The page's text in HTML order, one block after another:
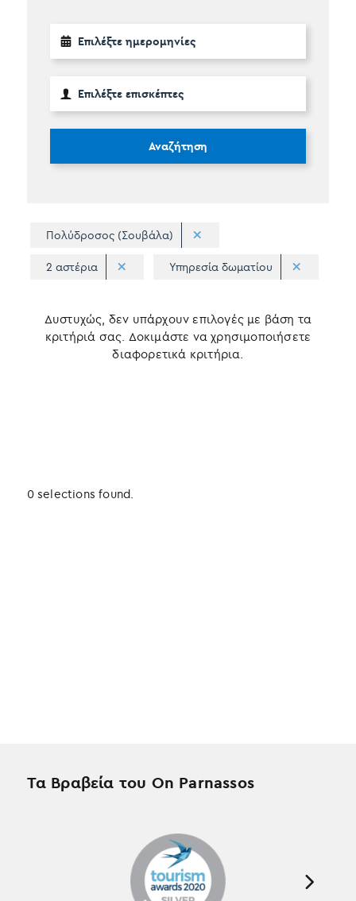
Αναζήτηση
Πολύδροσος (Σουβάλα)
2 αστέρια Υπηρεσία δωματίου
Δυστυχώς, δεν υπάρχουν επιλογές με βάση τα
κριτήριά σας. Δοκιμάστε να χρησιμοποιήσετε
διαφορετικά κριτήρια.
0 selections found.
Τα Βραβεία του On Parnassos